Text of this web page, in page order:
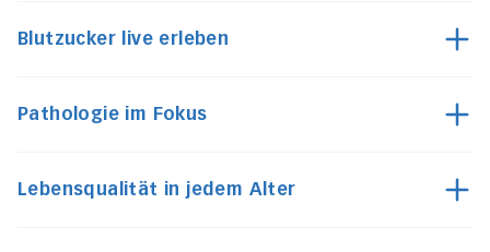
Blutzucker live erleben
Pathologie im Fokus
Lebensqualität in jedem Alter